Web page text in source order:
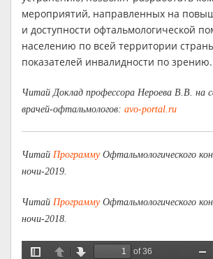
мероприятий, направленных на
и доступности офтальмологической
населению по всей территории
показателей инвалидности по зрению.
Читай Доклад профессора Нероева В.В. на
врачей-офтальмологов: avo-portal.ru
Читай ПрограммуОфтальмологического
ночи-2019.
Читай ПрограммуОфтальмологического
ночи-2018.